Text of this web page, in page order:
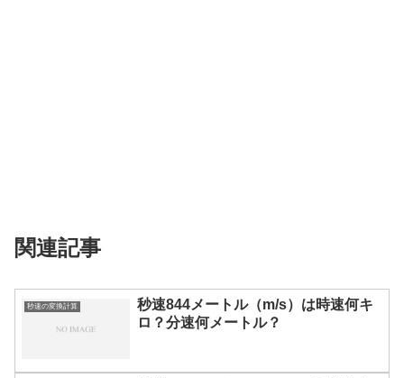
関連記事
秒速の変換計算
秒速844メートル（m/s）は時速何キ
ロ？分速何メートル？